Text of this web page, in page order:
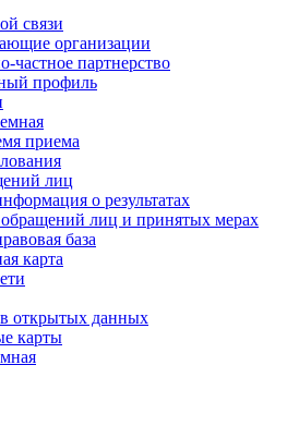
связи
организации
частное партнерство
профиль
приема
лиц
о результатах
обращений лиц и принятых мерах
база
карта
открытых данных
карты